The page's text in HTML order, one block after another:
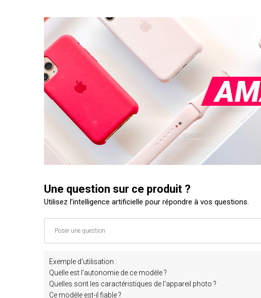
Une question sur ce produit ?
Utilisez l’intelligence artificielle pour répondre à vos questions.
Exemple d'utilisation :
Quelle est l'autonomie de ce modèle ?
Quelles sont les caractéristiques de l'appareil photo ?
Ce modèle est-il fiable ?